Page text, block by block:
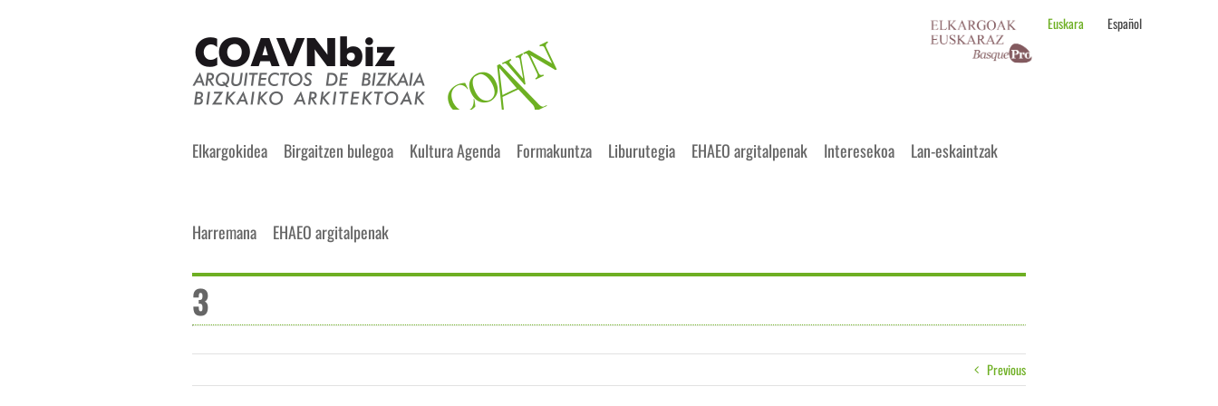
Euskara Español
for:
Elkargokidea Birgaitzen bulegoa Kultura Agenda Formakuntza Liburutegia EHAEO argitalpenak Interesekoa Lan-eskaintzak
Harremana EHAEO argitalpenak
3
Previous